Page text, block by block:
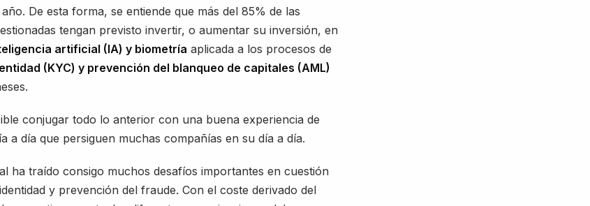
De esta forma, se entiende que más del 85% de las
tengan previsto invertir, o aumentar su inversión, en
artificial (IA) y biometría aplicada a los procesos de
(KYC) y prevención del blanqueo de capitales (AML)
conjugar todo lo anterior con una buena experiencia de
a día que persiguen muchas compañías en su día a día.
ha traído consigo muchos desafíos importantes en cuestión
y prevención del fraude. Con el coste derivado del